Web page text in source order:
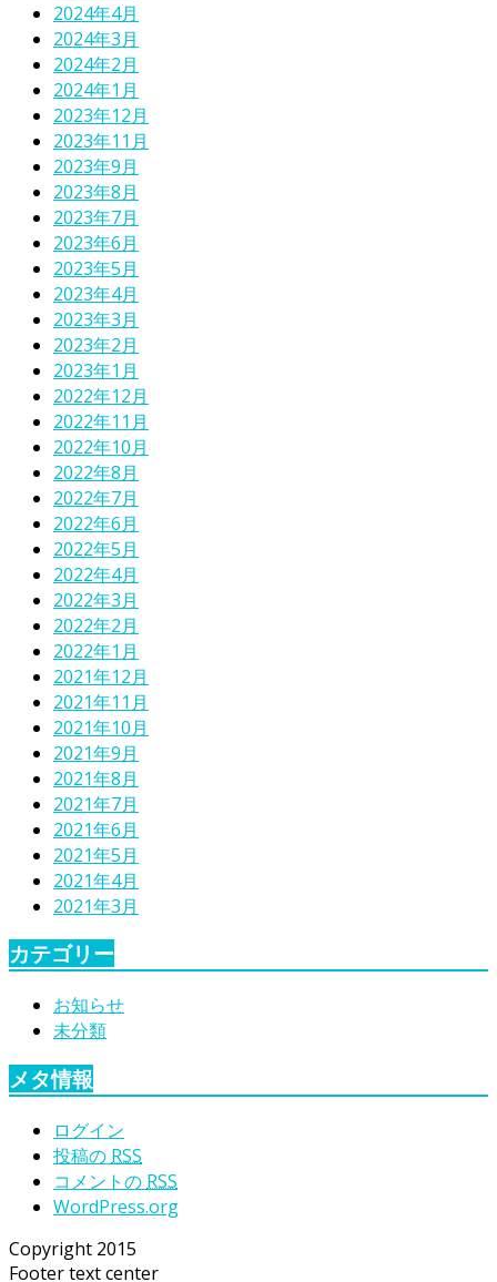
2024年4月
2024年3月
2024年2月
2024年1月
2023年12月
2023年11月
2023年9月
2023年8月
2023年7月
2023年6月
2023年5月
2023年4月
2023年3月
2023年2月
2023年1月
2022年12月
2022年11月
2022年10月
2022年8月
2022年7月
2022年6月
2022年5月
2022年4月
2022年3月
2022年2月
2022年1月
2021年12月
2021年11月
2021年10月
2021年9月
2021年8月
2021年7月
2021年6月
2021年5月
2021年4月
2021年3月
カテゴリー
お知らせ
未分類
メタ情報
ログイン
投稿の RSS
コメントの RSS
WordPress.org
Copyright 2015
Footer text center